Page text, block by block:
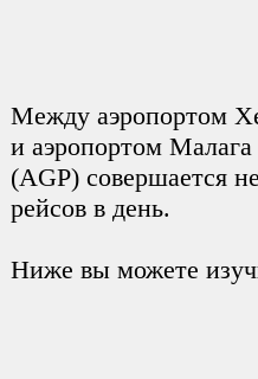
Между аэропортом
и аэропортом
(AGP) совершается
рейсов в день.
Ниже вы можете